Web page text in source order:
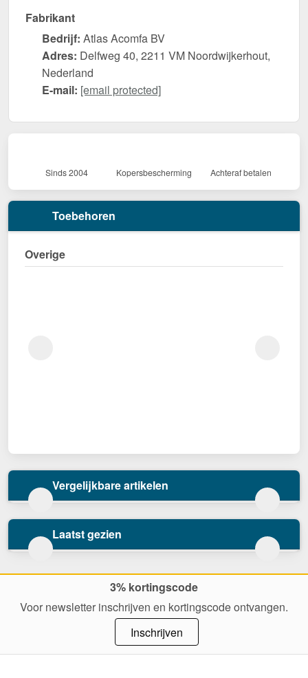
Fabrikant
Bedrijf: Atlas Acomfa BV
Adres: Delfweg 40, 2211 VM Noordwijkerhout,
Nederland
E-mail: [email protected]
Sinds 2004 Kopersbescherming Achteraf betalen
Toebehoren
Overige
Vergelijkbare artikelen
Laatst gezien
3% kortingscode
Voor newsletter inschrijven en kortingscode ontvangen.
Inschrijven